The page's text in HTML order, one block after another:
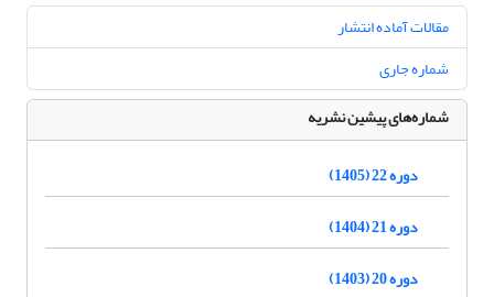
مقالات آماده انتشار
شماره جاری
شماره‌های پیشین نشریه
دوره 22 (1405)
دوره 21 (1404)
دوره 20 (1403)